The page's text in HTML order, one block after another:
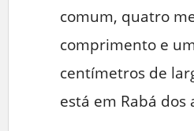
comum, quatro
comprimento e
centímetros de
está em Rabá dos